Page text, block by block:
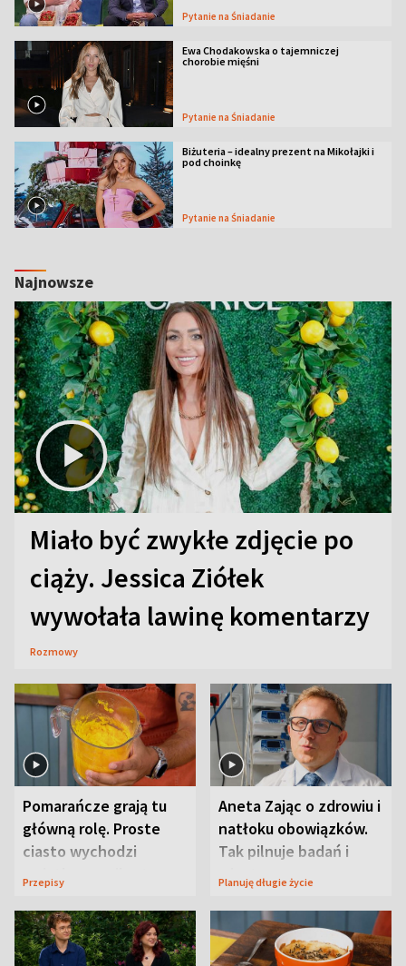
Pytanie na Śniadanie
Ewa Chodakowska o tajemniczej
chorobie mięśni
Pytanie na Śniadanie
Biżuteria – idealny prezent na Mikołajki i
pod choinkę
Pytanie na Śniadanie
Najnowsze
Miało być zwykłe zdjęcie po
ciąży. Jessica Ziółek
wywołała lawinę komentarzy
Rozmowy
Pomarańcze grają tu
główną rolę. Proste
ciasto wychodzi
wyjątkowo wilgotne
Przepisy
Aneta Zając o zdrowiu i
natłoku obowiązków.
Tak pilnuje badań i
wizyt
Planuję długie życie